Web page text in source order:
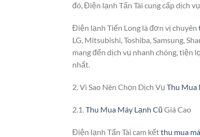
đó, Điện lạnh Tấn Tài cung cấp dịch vụ
Điện lạnh Tiến Long là đơn vị chuyên
LG, Mitsubishi, Toshiba, Samsung,
mang đến dịch vụ nhanh chóng, tiện
nhất.
2. Vì Sao Nên Chọn Dịch Vụ Thu Mua
2.1. Thu Mua Máy Lạnh Cũ Giá Cao
Điện lạnh Tấn Tài cam kếtthu mua